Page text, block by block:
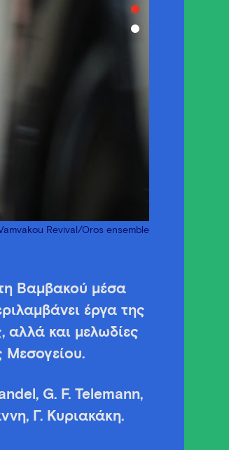
Revival/Oros ensemble
Βαμβακού μέσα
έργα της
αλλά και μελωδίες
Μεσογείου.
G. F. Telemann,
Γ. Κυριακάκη.